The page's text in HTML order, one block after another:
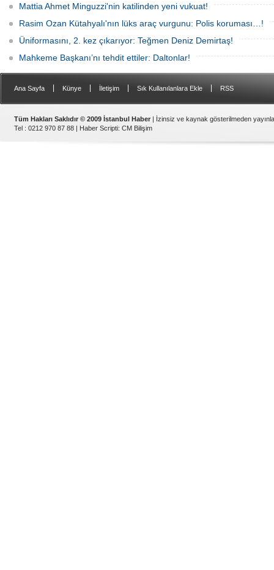
Mattia Ahmet Minguzzi'nin katilinden yeni vukuat!
Rasim Ozan Kütahyalı'nın lüks araç vurgunu: Polis koruması…!
Üniformasını, 2. kez çıkarıyor: Teğmen Deniz Demirtaş!
Mahkeme Başkanı’nı tehdit ettiler: Daltonlar!
Ana Sayfa Künye İletişim Sık Kullanılanlara Ekle RSS
Tüm Hakları Saklıdır © 2009 İstanbul Haber | İzinsiz ve kaynak gösterilmeden
Tel : 0212 970 87 88 | Haber Scripti: CM Bilişim